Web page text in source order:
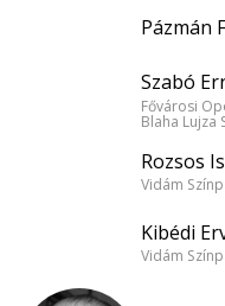
Pázmán
Szabó
Fővárosi
Blaha Lujza
Rozsos
Vidám
Kibédi
Vidám